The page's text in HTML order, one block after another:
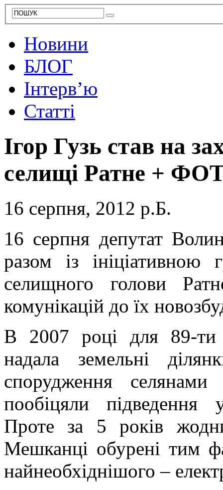
Новини
БЛОГ
Інтерв’ю
Статті
Ігор Гузь став на
селищі Ратне +
16 серпня, 2012 р.Б.
16 серпня депутат
разом із ініціативною
селищного голови
комунікацій до їх
В 2007 році для 89-ти
надала земельні
спорудження
пообіцяли підведення
Проте за 5 років
Мешканці обурені тим
найнеобхіднішого –